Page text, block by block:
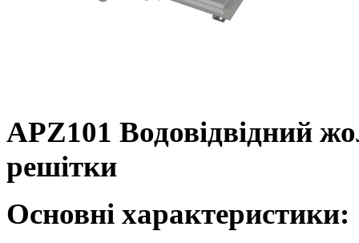
APZ101 Водовідвідний
решітки
Основні характеристики: